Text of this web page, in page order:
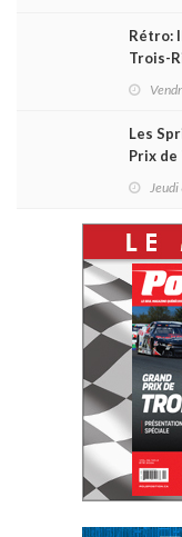
Rétro:
Trois-
Les
Prix